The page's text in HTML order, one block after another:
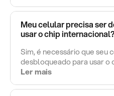
Meu celular precisa ser
usar o chip
Sim, é necessário que seu
desbloqueado para usar o
Ler mais